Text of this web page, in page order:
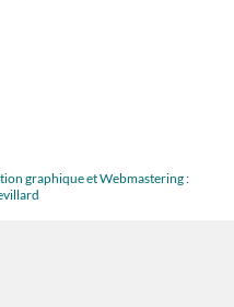
graphique et Webmastering :